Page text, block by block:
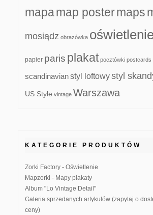
mapamap postermaps
mosiądz obrazówka
papier paris plakat pocztówki postcards
scandinavianstyl loftowystyl
US Style vintage Warszawa
KATEGORIE PRODUKTÓW
Zorki Factory - Oświetlenie
Mapzorki - Mapy plakaty
Album "Lo Vintage Detail"
Galeria sprzedanych artykułów (zapytaj o
ceny)